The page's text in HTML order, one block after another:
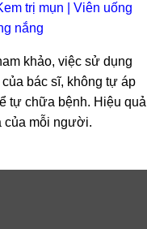
trị mụn
Viên uống
nắng
khảo, việc sử dụng
bác sĩ, không tự áp
tự chữa bệnh. Hiệu quả
của mỗi người.